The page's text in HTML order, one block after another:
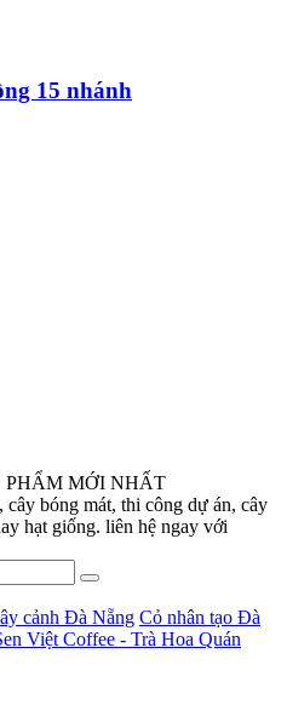
15 nhánh
PHẨM MỚI NHẤT
cây bóng mát, thi công dự án, cây
hạt giống. liên hệ ngay với
cảnh Đà Nẵng Cỏ nhân tạo Đà
Việt Coffee - Trà Hoa Quán